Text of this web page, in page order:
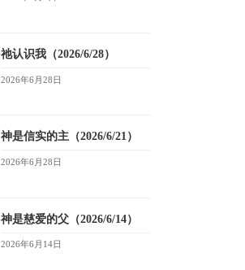
祂认识我（2026/6/28）
2026年6月28日
神是信实的主（2026/6/21）
2026年6月28日
神是慈爱的父（2026/6/14）
2026年6月14日